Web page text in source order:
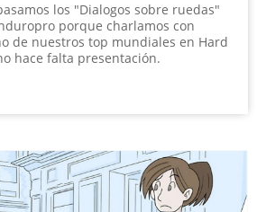
los "Dialogos sobre ruedas"
porque charlamos con
de nuestros top mundiales en Hard
hace falta presentación.